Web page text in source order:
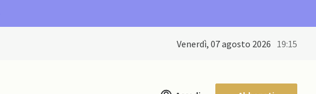
venerdì, 07 agosto 2026 19:15